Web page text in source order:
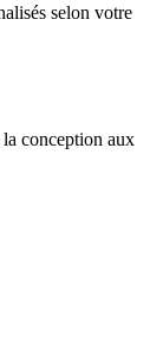
selon votre
conception aux